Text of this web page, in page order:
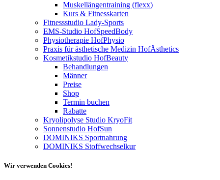
Muskellängentraining (flexx)
Kurs & Fitnesskarten
Fitnessstudio Lady-Sports
EMS-Studio HofSpeedBody
Physiotherapie HofPhysio
Praxis für ästhetische Medizin HofÄsthetics
Kosmetikstudio HofBeauty
Behandlungen
Männer
Preise
Shop
Termin buchen
Rabatte
Kryolipolyse Studio KryoFit
Sonnenstudio HofSun
DOMINIKS Sportnahrung
DOMINIKS Stoffwechselkur
Wir verwenden Cookies!